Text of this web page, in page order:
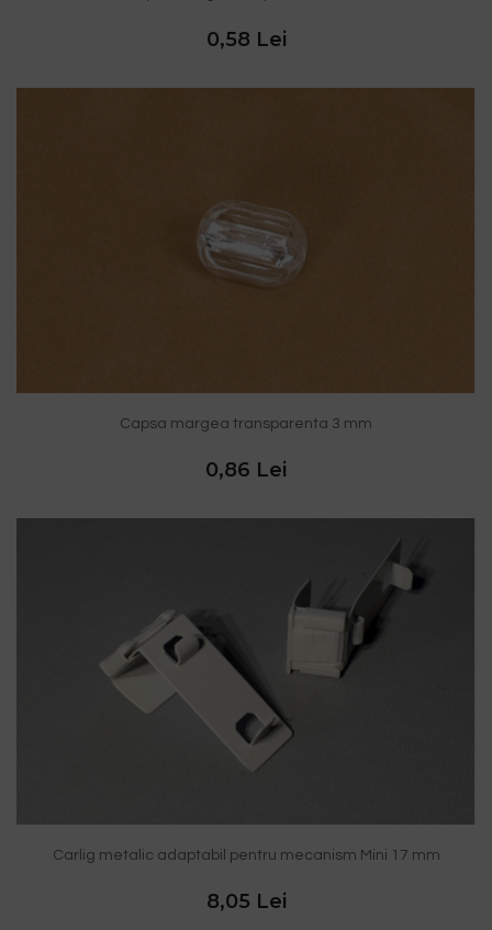
0,58 Lei
Capsa margea transparenta 3 mm
0,86 Lei
Carlig metalic adaptabil pentru mecanism Mini 17 mm
8,05 Lei